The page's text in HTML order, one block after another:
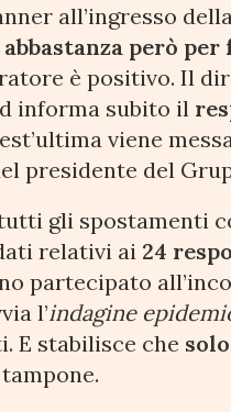
all’ingresso
abbastanza però
è positivo. Il
informa subito il
viene
presidente del
gli spostamenti
relativi ai 24
partecipato
l’indagine
E stabilisce che